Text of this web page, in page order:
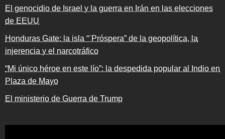
El genocidio de Israel y la guerra en Irán en las elecciones
de EEUU
Honduras Gate: la isla “¨Próspera” de la geopolítica, la
injerencia y el narcotráfico
“Mi único héroe en este lío”: la despedida popular al Indio en
Plaza de Mayo
El ministerio de Guerra de Trump